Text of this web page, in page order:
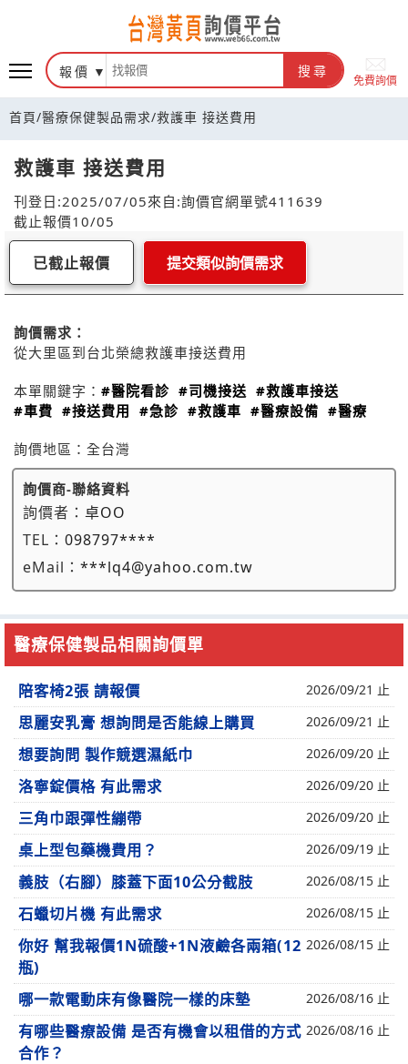
報價 搜尋
免費詢價
首頁/醫療保健製品需求/救護車 接送費用
救護車 接送費用
刊登日:2025/07/05來自:詢價官網單號411639
截止報價10/05
已截止報價 提交類似詢價需求
詢價需求：
從大里區到台北榮總救護車接送費用
本單關鍵字： #醫院看診 #司機接送 #救護車接送
#車費 #接送費用 #急診 #救護車 #醫療設備 #醫療
詢價地區： 全台灣
詢價商-聯絡資料
詢價者： 卓OO
TEL： 098797****
eMail： ***lq4@yahoo.com.tw
醫療保健製品相關詢價單
陪客椅2張 請報價 2026/09/21 止
思麗安乳膏 想詢問是否能線上購買 2026/09/21 止
想要詢問 製作競選濕紙巾 2026/09/20 止
洛寧錠價格 有此需求 2026/09/20 止
三角巾跟彈性繃帶 2026/09/20 止
桌上型包藥機費用？ 2026/09/19 止
義肢（右腳）膝蓋下面10公分截肢 2026/08/15 止
石蠟切片機 有此需求 2026/08/15 止
你好 幫我報價1N硫酸+1N液鹼各兩箱(12
瓶)
2026/08/15 止
哪一款電動床有像醫院一樣的床墊 2026/08/16 止
有哪些醫療設備 是否有機會以租借的方式
合作？
2026/08/16 止